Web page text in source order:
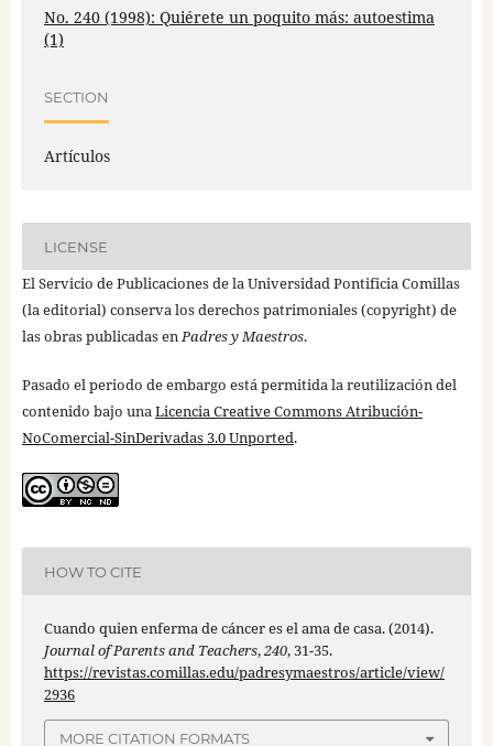
No. 240 (1998): Quiérete un poquito más: autoestima
(1)
SECTION
Artículos
LICENSE
El Servicio de Publicaciones de la Universidad Pontificia Comillas
(la editorial) conserva los derechos patrimoniales (copyright) de
las obras publicadas enPadres y Maestros.
Pasado el periodo de embargo está permitida la reutilización del
contenido bajo unaLicencia Creative Commons Atribución-
NoComercial-SinDerivadas 3.0 Unported.
HOW TO CITE
Cuando quien enferma de cáncer es el ama de casa. (2014).
Journal of Parents and Teachers,240, 31-35.
https://revistas.comillas.edu/padresymaestros/article/view/
2936
MORE CITATION FORMATS